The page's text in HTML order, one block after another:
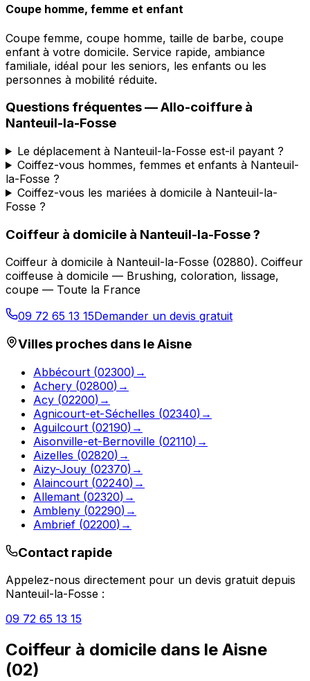
Coupe homme, femme et enfant
Coupe femme, coupe homme, taille de barbe, coupe
enfant à votre domicile. Service rapide, ambiance
familiale, idéal pour les seniors, les enfants ou les
personnes à mobilité réduite.
Questions fréquentes —Allo-coiffure à
Nanteuil-la-Fosse
Le déplacement à Nanteuil-la-Fosse est-il payant ?
Coiffez-vous hommes, femmes et enfants à Nanteuil-
la-Fosse ?
Coiffez-vous les mariées à domicile à Nanteuil-la-
Fosse ?
Coiffeur à domicile à Nanteuil-la-Fosse?
Coiffeur à domicile à Nanteuil-la-Fosse (02880). Coiffeur
coiffeuse à domicile — Brushing, coloration, lissage,
coupe — Toute la France
09 72 65 13 15Demander un devis gratuit
Villes proches dans leAisne
Abbécourt (02300) →
Achery (02800) →
Acy (02200) →
Agnicourt-et-Séchelles (02340) →
Aguilcourt (02190) →
Aisonville-et-Bernoville (02110) →
Aizelles (02820) →
Aizy-Jouy (02370) →
Alaincourt (02240) →
Allemant (02320) →
Ambleny (02290) →
Ambrief (02200) →
Contact rapide
Appelez-nous directement pour un devis gratuit depuis
Nanteuil-la-Fosse :
09 72 65 13 15
Coiffeur à domicile dans le Aisne
(02)